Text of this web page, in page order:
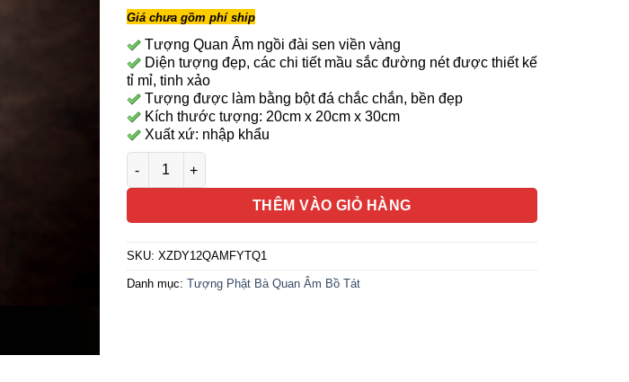
Giá chưa gồm phí ship
Tượng Quan Âm ngồi đài sen viền vàng
Diện tượng đẹp, các chi tiết mầu sắc đường nét được thiết kế
tỉ mỉ, tinh xảo
Tượng được làm bằng bột đá chắc chắn, bền đẹp
Kích thước tượng: 20cm x 20cm x 30cm
Xuất xứ: nhập khẩu
Tượng Quan Âm Bồ Tát, Chất Liệu Bột Đá Cẩm Thạch, Màu Thanh Thiên, Cao
THÊM VÀO GIỎ HÀNG
SKU: XZDY12QAMFYTQ1
Danh mục: Tượng Phật Bà Quan Âm Bồ Tát